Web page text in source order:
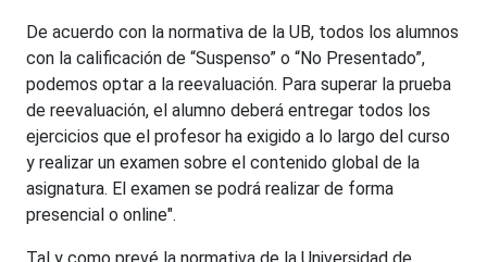
De acuerdo con la normativa de la UB, todos los alumnos
con la calificación de “Suspenso” o “No Presentado”,
podemos optar a la reevaluación. Para superar la prueba
de reevaluación, el alumno deberá entregar todos los
ejercicios que el profesor ha exigido a lo largo del curso
y realizar un examen sobre el contenido global de la
asignatura. El examen se podrá realizar de forma
presencial o online".
Tal y como prevé la normativa de la Universidad de